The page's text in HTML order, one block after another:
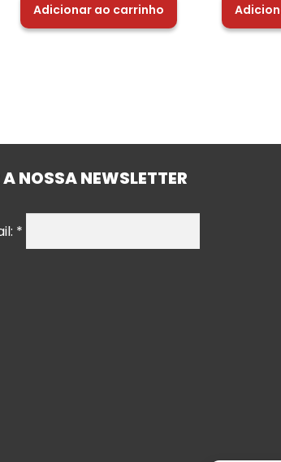
Adicionar ao carrinho
NOSSA NEWSLETTER
*